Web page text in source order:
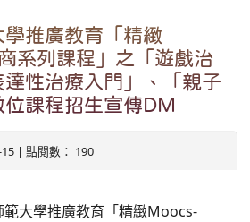
推廣教育「精緻
系列課程」之「遊戲治
性治療入門」、「親子
課程招生宣傳DM
| 點閱數： 190
範大學推廣教育「精緻Moocs-